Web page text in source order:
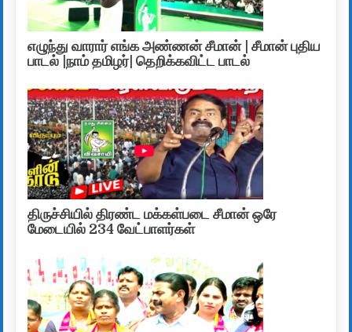
எழுந்து வாரார் எங்க அண்ணன் சீமான் | சீமான் புதிய
பாடல் |நாம் தமிழர்| தெறிக்கவிட்ட பாடல்
திருச்சியில் திரண்ட மக்கள்படை சீமான் ஒரே
மேடையில் 234 வேட்பாளர்கள்